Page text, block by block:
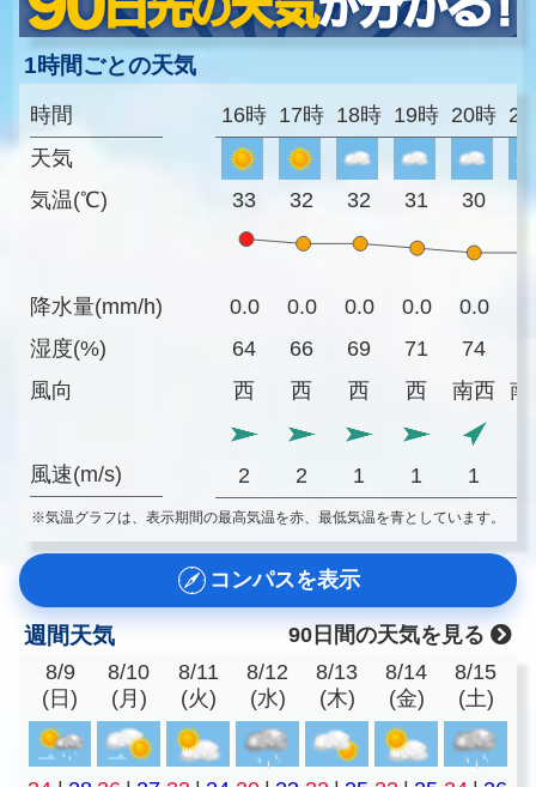
1時間ごとの天気
時間
天気
気温(℃)
降水量(mm/h)
湿度(%)
風向
風速(m/s)
16時 17時 18時 19時 20時
33 32 32 31 30
0.0 0.0 0.0 0.0 0.0
64
66 69 71 74
西
西 西 西 南西 南
2 2 1 1 1
※気温グラフは、表示期間の最高気温を赤、最低気温を青としています。
コンパスを表示
週間天気
90日間の天気を見る
8/9
(日)
8/10
(月)
8/11
(火)
8/12
(水)
8/13
(木)
8/14
(金)
8/15
(土)